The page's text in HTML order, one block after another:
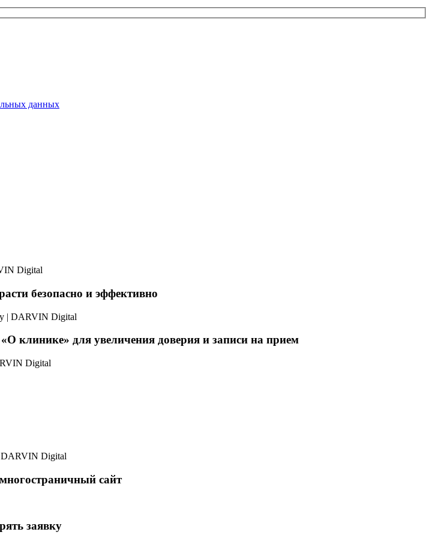
данных
безопасно и эффективно
клинике» для увеличения доверия и записи на прием
сайт
заявку